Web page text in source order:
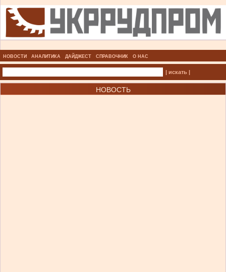
НОВОСТИ АНАЛИТИКА ДАЙДЖЕСТ СПРАВОЧНИК О НАС
| искать |
НОВОСТЬ